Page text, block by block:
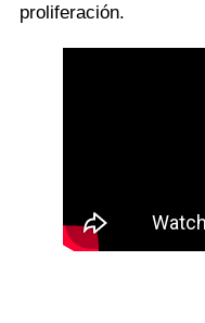
proliferación.